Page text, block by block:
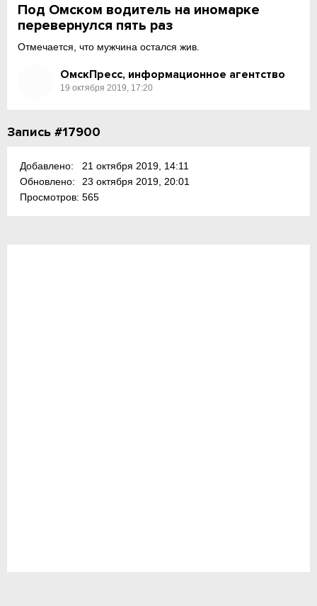
Под Омском водитель на иномарке
перевернулся пять раз
Отмечается, что мужчина остался жив.
ОмскПресс, информационное агентство
19 октября 2019, 17:20
Запись #17900
Добавлено:
21 октября 2019, 14:11
Обновлено:
23 октября 2019, 20:01
Просмотров: 565